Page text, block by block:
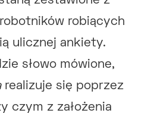
robiących
ulicznej ankiety.
słowo mówione,
realizuje się poprzez
czym z założenia